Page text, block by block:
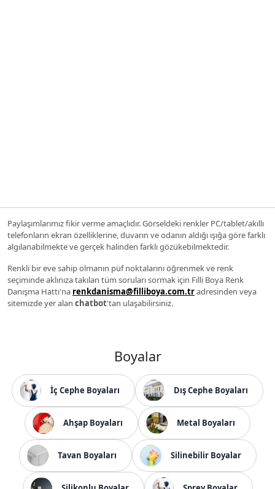
Paylaşımlarımız fikir verme amaçlıdır. Görseldeki renkler PC/tablet/akıllı
telefonların ekran özelliklerine, duvarın ve odanın aldığı ışığa göre farklı
algılanabilmekte ve gerçek halinden farklı gözükebilmektedir.
Renkli bir eve sahip olmanın püf noktalarını öğrenmek ve renk
seçiminde aklınıza takılan tüm soruları sormak için Filli Boya Renk
Danışma Hattı'na renkdanisma@filliboya.com.tradresinden veya
sitemizde yer alan chatbot'tan ulaşabilirsiniz.
Boyalar
İç Cephe Boyaları Dış Cephe Boyaları
Ahşap Boyaları Metal Boyaları
Tavan Boyaları Silinebilir Boyalar